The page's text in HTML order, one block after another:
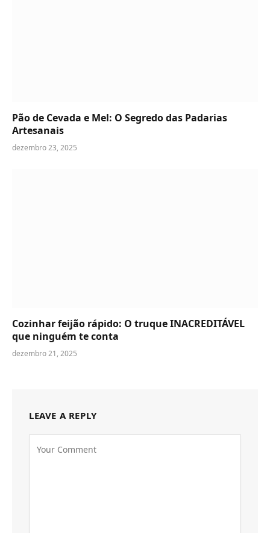
Pão de Cevada e Mel: O Segredo das Padarias
Artesanais
dezembro 23, 2025
Cozinhar feijão rápido: O truque INACREDITÁVEL
que ninguém te conta
dezembro 21, 2025
LEAVE A REPLY